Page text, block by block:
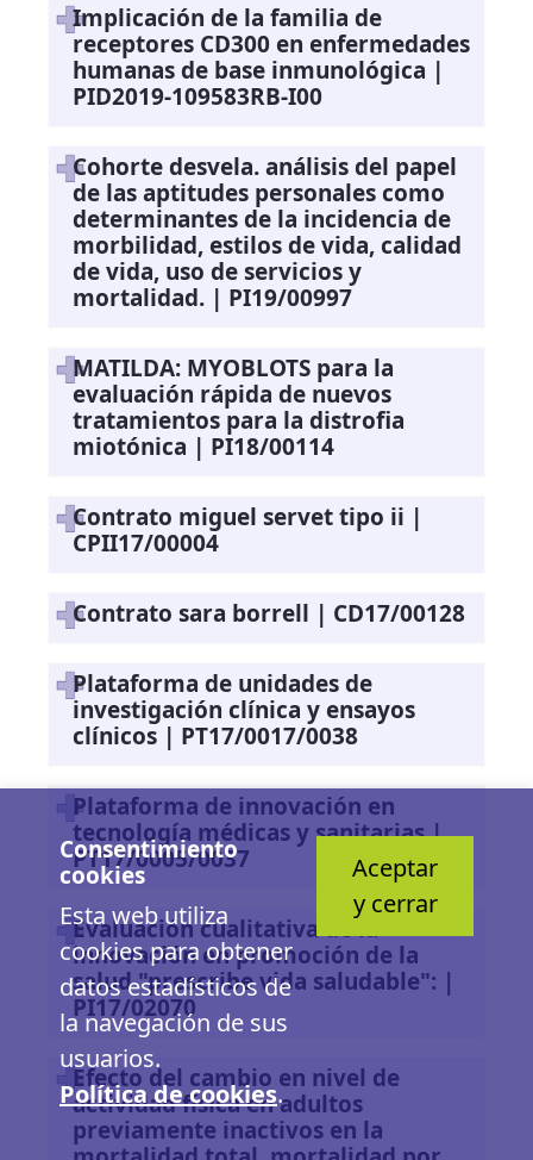
Implicación de la familia de
receptores CD300 en enfermedades
humanas de base inmunológica |
PID2019-109583RB-I00
Cohorte desvela. análisis del papel
de las aptitudes personales como
determinantes de la incidencia de
morbilidad, estilos de vida, calidad
de vida, uso de servicios y
mortalidad. | PI19/00997
MATILDA: MYOBLOTS para la
evaluación rápida de nuevos
tratamientos para la distrofia
miotónica | PI18/00114
Contrato miguel servet tipo ii |
CPII17/00004
Contrato sara borrell | CD17/00128
Plataforma de unidades de
investigación clínica y ensayos
clínicos | PT17/0017/0038
Plataforma de innovación en
tecnología médicas y sanitarias |
PT17/0005/0037
Evaluación cualitativa de la
innovación en promoción de la
salud "prescribe vida saludable": |
PI17/02070
Efecto del cambio en nivel de
actividad física en adultos
previamente inactivos en la
Consentimiento
cookies
Esta web utiliza
cookies para obtener
datos estadísticos de
la navegación de sus
usuarios.
Política de cookies.
Aceptar
y cerrar